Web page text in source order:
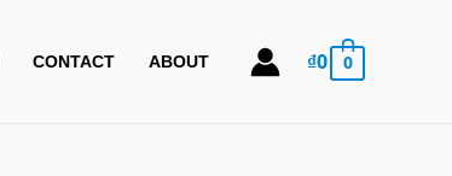
CONTACT ABOUT ₫0 0